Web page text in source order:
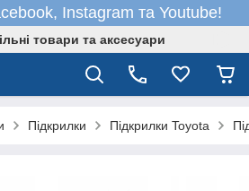
Instagram та Youtube!
товари та аксесуари
Підкрилки Підкрилки Toyota